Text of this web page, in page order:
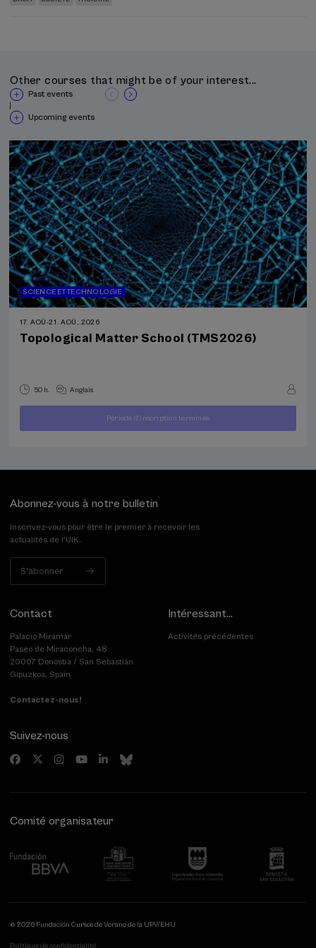
Other courses that might be of your interest...
Past events
Upcoming events
SCIENCE ET TECHNOLOGIE
17. AOÛ-21. AOÛ, 2026
Topological Matter School (TMS2026)
50 h. Anglais
...
PARTIR400
Dernières
places
Gratuit
Date
passée
Période d'inscription terminée
Abonnez-vous à notre bulletin
Inscrivez-vous pour être le premier à recevoir les
actualités de l'UIK.
S'abonner
Contact
Palacio Miramar
Paseo de Miraconcha, 48
20007 Donostia / San Sebastián
Gipuzkoa, Spain
Contactez-nous!
Intéressant...
Activités précédentes
Suivez-nous
Comité organisateur
© 2026 Fundación Cursos de Verano de la UPV/EHU
Politique de confidentialité